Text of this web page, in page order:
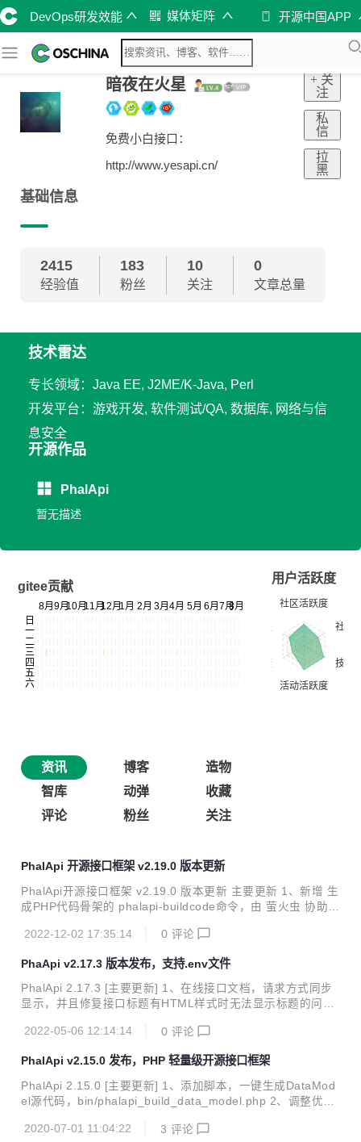
DevOps研发效能 媒体矩阵 开源中国APP
暗夜在火星
免费小白接口：
http://www.yesapi.cn/
+ 关
注
私
信
拉
黑
基础信息
2415
经验值
183
粉丝
10
关注
0
文章总量
技术雷达
专长领域：Java EE, J2ME/K-Java, Perl
开发平台：游戏开发, 软件测试/QA, 数据库, 网络与信
息安全
开源作品
PhalApi
暂无描述
gitee贡献
用户活跃度
资讯 博客
造物
智库
动弹
收藏
评论
粉丝 关注
PhalApi 开源接口框架 v2.19.0 版本更新
PhalApi开源接口框架 v2.19.0 版本更新 主要更新 1、新增 生
成PHP代码骨架的 phalapi-buildcode命令，由 萤火虫 协助提
i-buildcode command tool v0.0.1 Example: ./bin/phalapi-b
ents] --a 创建一个API层文件 --d 创建一个Domain层...
2022-12-02 17:35:14 0 评论
PhaApi v2.17.3 版本发布，支持.env文件
PhalApi 2.17.3 [主要更新] 1、在线接口文档，请求方式同步
显示，并且修复接口标题有HTML样式时无法显示标题的问题
境配置 [BUG修复] 1、fix:使用window.localStorage存储接口
2022-05-06 12:14:14 0 评论
PhalApi v2.15.0 发布，PHP 轻量级开源接口框架
PhalApi 2.15.0 [主要更新] 1、添加脚本，一键生成DataMod
el源代码，bin/phalapi_build_data_model.php 2、调整优化
置 3、开源协议从原来的GPL-2调整成更开放的Apache Licen
2020-07-01 11:04:22 3 评论